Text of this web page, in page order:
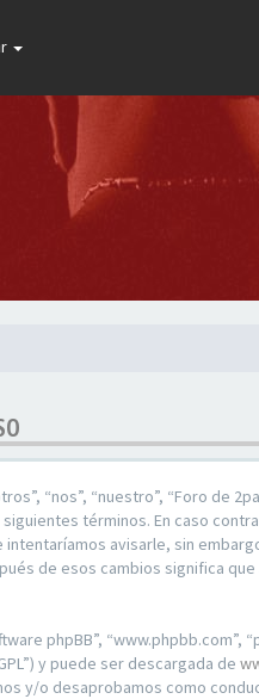
“nos”, “nuestro”, “Foro de
términos. En caso
avisarle, sin
de esos cambios significa
phpBB”, “www.phpbb.com”,
y puede ser descargada de
y/o desaprobamos como